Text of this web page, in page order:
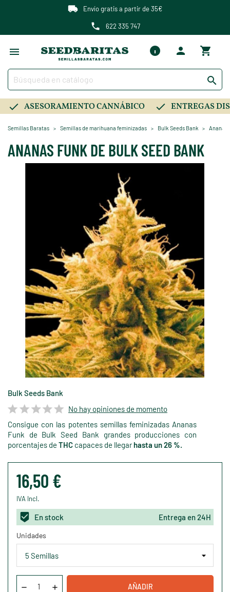
Envío gratis a partir de 35€
622 335 747

ASESORAMIENTO CANNÁBICO ENTREGAS
Semillas Baratas Semillas de marihuana feminizadas Bulk Seeds Bank Ananas
ANANAS FUNK DE BULK SEED BANK
Bulk Seeds Bank
No hay opiniones de momento
Consigue con las potentes semillas feminizadas Ananas
Funk de Bulk Seed Bank grandes producciones con
porcentajes de THC capaces de llegarhasta un 26 %.
16,50 €
IVA Incl.
En stock Entrega en 24H
Unidades
AÑADIR